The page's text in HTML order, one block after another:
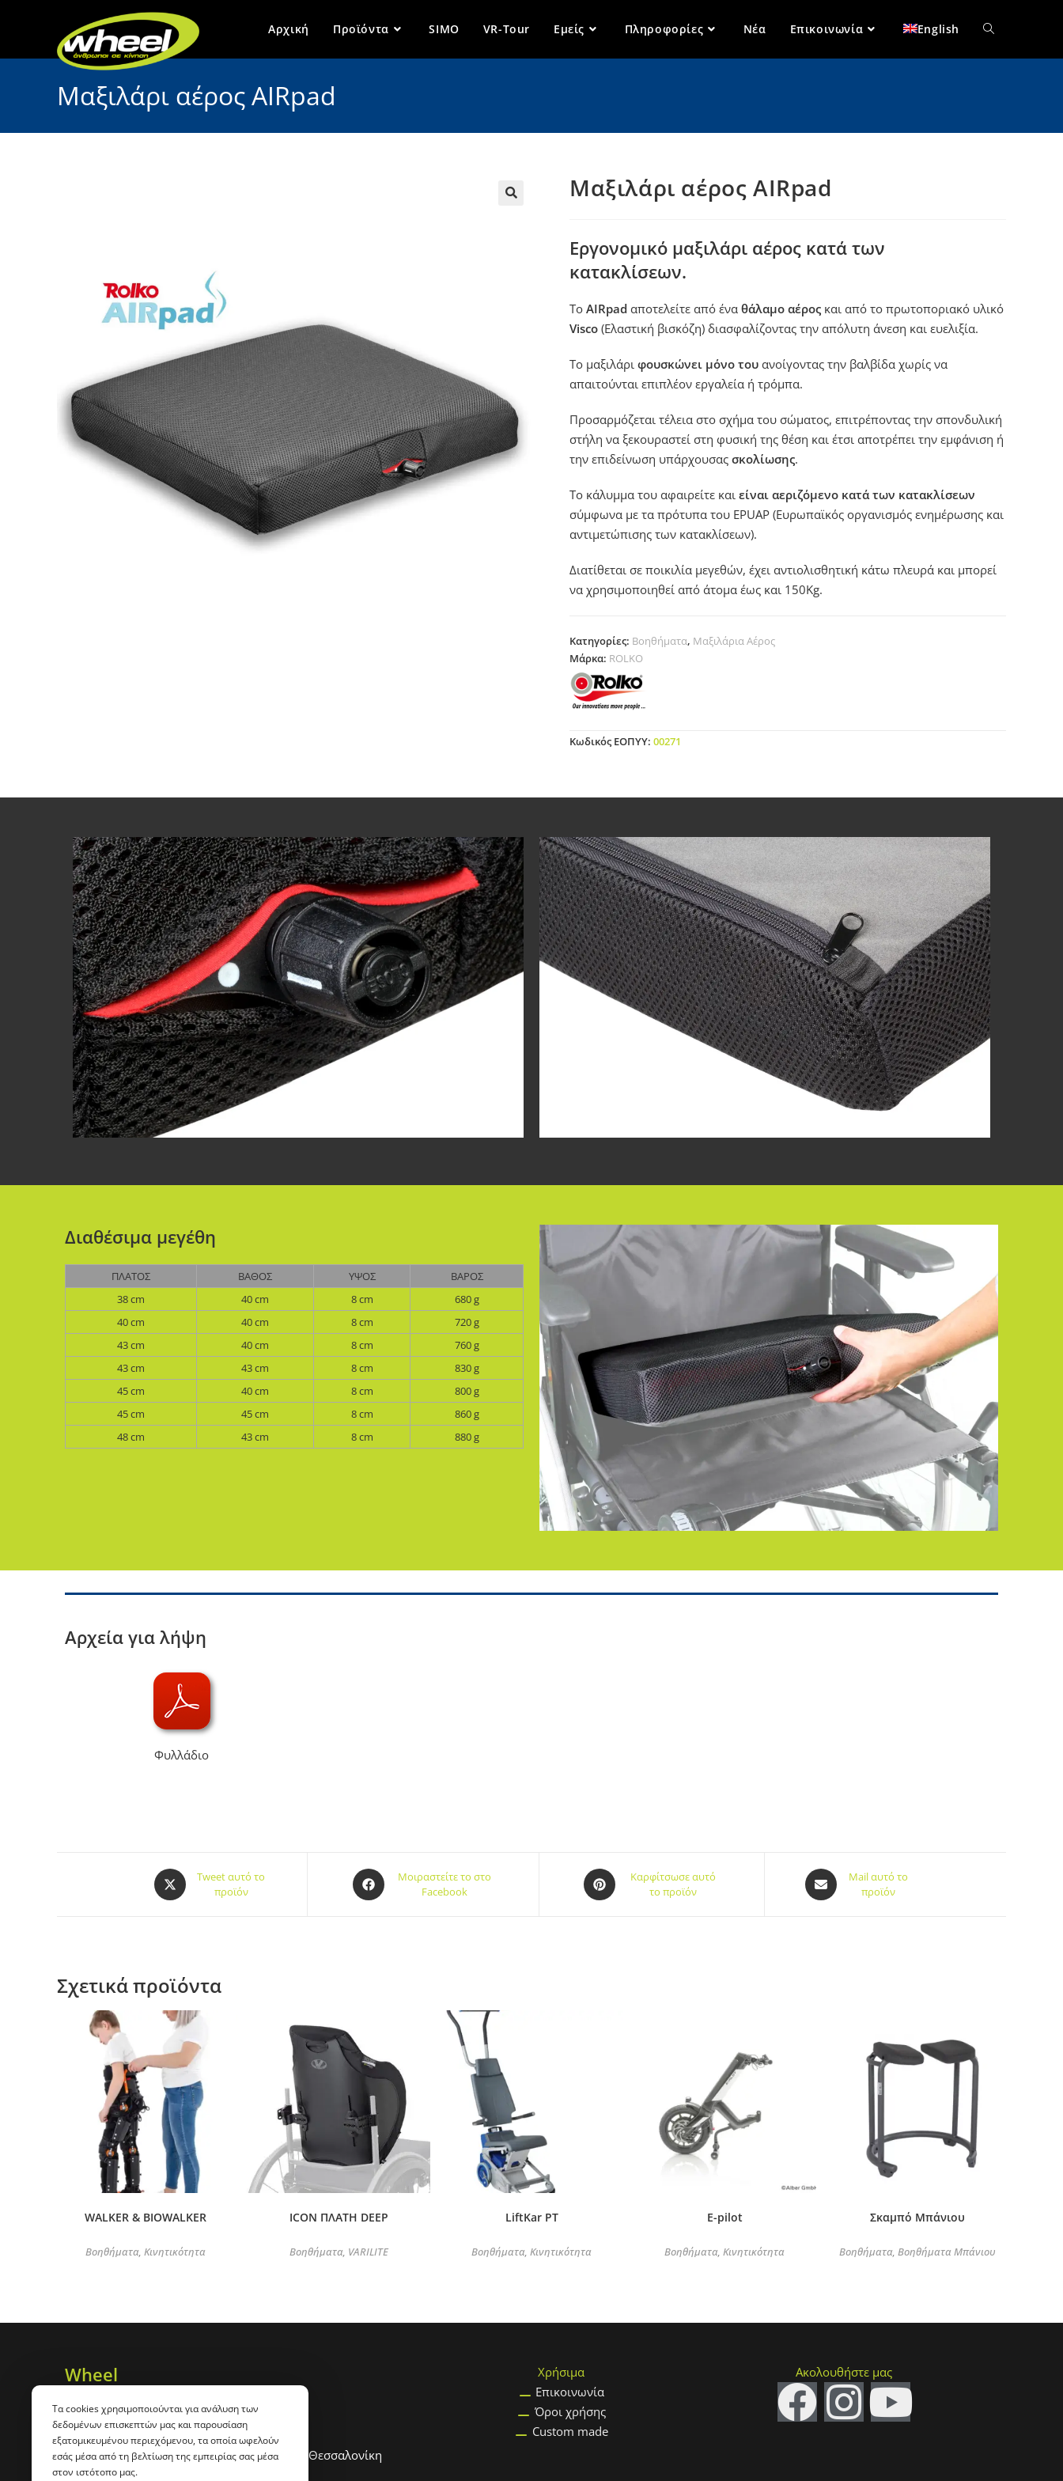
Αρχική Προϊόντα SIMO VR-Tour Εμείς Πληροφορίες Νέα Επικοινωνία English
Μαξιλάρι αέρος AIRpad
Μαξιλάρι αέρος AIRpad
Εργονομικό μαξιλάρι αέρος κατά των
κατακλίσεων.
Το AIRpad αποτελείτε από ένα θάλαμο αέρος και από το πρωτοποριακό υλικό
Visco (Ελαστική βισκόζη) διασφαλίζοντας την απόλυτη άνεση και ευελιξία.
Το μαξιλάρι φουσκώνει μόνο του ανοίγοντας την βαλβίδα χωρίς να
απαιτούνται επιπλέον εργαλεία ή τρόμπα.
Προσαρμόζεται τέλεια στο σχήμα του σώματος, επιτρέποντας την σπονδυλική
στήλη να ξεκουραστεί στη φυσική της θέση και έτσι αποτρέπει την εμφάνιση ή
την επιδείνωση υπάρχουσας σκολίωσης.
Το κάλυμμα του αφαιρείτε και είναι αεριζόμενο κατά των κατακλίσεων
σύμφωνα με τα πρότυπα του EPUAP (Ευρωπαϊκός οργανισμός ενημέρωσης και
αντιμετώπισης των κατακλίσεων).
Διατίθεται σε ποικιλία μεγεθών, έχει αντιολισθητική κάτω πλευρά και μπορεί
να χρησιμοποιηθεί από άτομα έως και 150Kg.
Κατηγορίες: Βοηθήματα, Μαξιλάρια Αέρος
Μάρκα: ROLKO
Κωδικός ΕΟΠΥΥ: 00271
Διαθέσιμα μεγέθη
ΠΛΆΤΟΣ ΒΆΘΟΣ ΎΨΟΣ
ΒΆΡΟΣ
38 cm
40 cm 8 cm
680 g
40 cm
40 cm 8 cm
720 g
43 cm
40 cm 8 cm
760 g
43 cm
43 cm 8 cm
830 g
45 cm
40 cm 8 cm
800 g
45 cm
45 cm 8 cm
860 g
48 cm
43 cm 8 cm 880 g
Αρχεία για λήψη
Φυλλάδιο
Tweet αυτό το
προϊόν
Μοιραστείτε το στο
Facebook
Καρφίτσωσε αυτό
το προϊόν
Mail αυτό το
προϊόν
Σχετικά προϊόντα
WALKER & BIOWALKER
Βοηθήματα, Κινητικότητα
ICON ΠΛΑΤΗ DEEP
Βοηθήματα, VARILITE
LiftKar PT
Βοηθήματα, Κινητικότητα
E-pilot
Βοηθήματα, Κινητικότητα
Σκαμπό Μπάνιου
Βοηθήματα, Βοηθήματα Μπάνιου
Wheel
+30 2310 900 443
info@wheel.gr
Γρ. Λαμπράκη 47 με Ορτανσίας, 54351, Θεσσαλονίκη
Χρήσιμα
Επικοινωνία
Όροι χρήσης
Custom made
Ακολουθήστε μας
Τα cookies χρησιμοποιούνται για ανάλυση των
δεδομένων επισκεπτών μας και παρουσίαση
εξατομικευμένου περιεχόμενου, τα οποία ωφελούν
εσάς μέσα από τη βελτίωση της εμπειρίας σας μέσα
στον ιστότοπο μας.